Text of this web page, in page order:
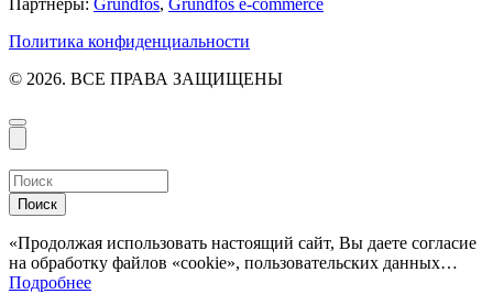
Политика конфиденциальности
© 2026. ВСЕ ПРАВА ЗАЩИЩЕНЫ
Поиск
«Продолжая использовать настоящий сайт, Вы даете согласие
на обработку файлов «cookie», пользовательских данных…
Подробнее